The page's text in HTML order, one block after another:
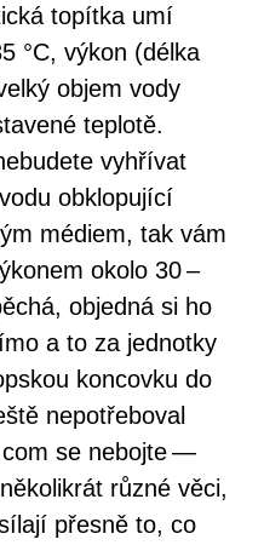
topítka umí
°C, výkon (délka
objem vody
teplotě.
vyhřívat
obklopující
médiem, tak vám
okolo 30 –
objedná si ho
a to za jednotky
koncovku do
nepotřeboval
se nebojte —
různé věci,
přesně to, co